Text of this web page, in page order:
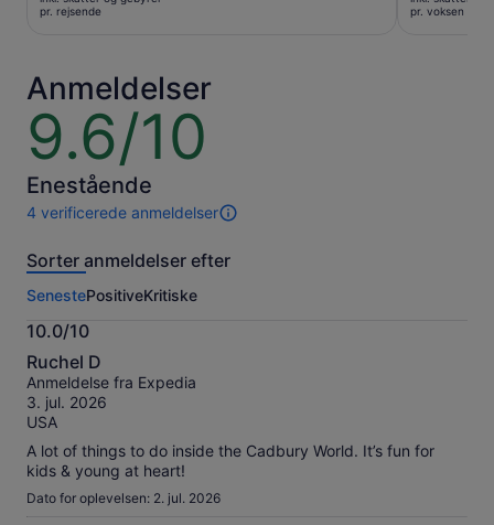
328 kr.
pr. rejsende
89 kr.
pr. voksen
Anmeldelser
9.6/10
9.6
ud
af
10
Enestående
4 verificerede anmeldelser
4
af
oplevelse.
Flere
oplysninger
om
vores
verificerede
anmeldelser
Sorter anmeldelser efter
SenestePositiveKritiske
10.0/10
10.0
ud
af
10
Ruchel D
Anmeldelse fra Expedia
3. jul. 2026
USA
A lot of things to do inside the Cadbury World. It’s fun for
kids & young at heart!
Dato for oplevelsen: 2. jul. 2026